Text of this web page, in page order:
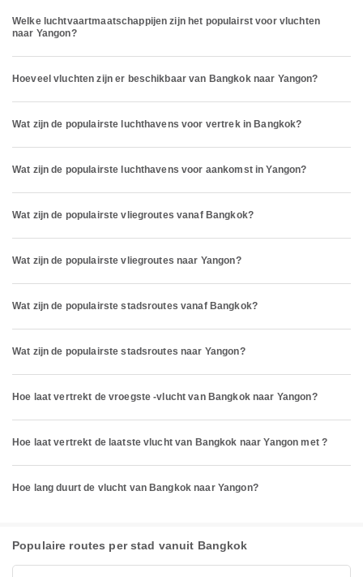
Welke luchtvaartmaatschappijen zijn het populairst voor vluchten
naar Yangon?
Hoeveel vluchten zijn er beschikbaar van Bangkok naar Yangon?
Wat zijn de populairste luchthavens voor vertrek in Bangkok?
Wat zijn de populairste luchthavens voor aankomst in Yangon?
Wat zijn de populairste vliegroutes vanaf Bangkok?
Wat zijn de populairste vliegroutes naar Yangon?
Wat zijn de populairste stadsroutes vanaf Bangkok?
Wat zijn de populairste stadsroutes naar Yangon?
Hoe laat vertrekt de vroegste -vlucht van Bangkok naar Yangon?
Hoe laat vertrekt de laatste vlucht van Bangkok naar Yangon met ?
Hoe lang duurt de vlucht van Bangkok naar Yangon?
Populaire routes per stad vanuit Bangkok